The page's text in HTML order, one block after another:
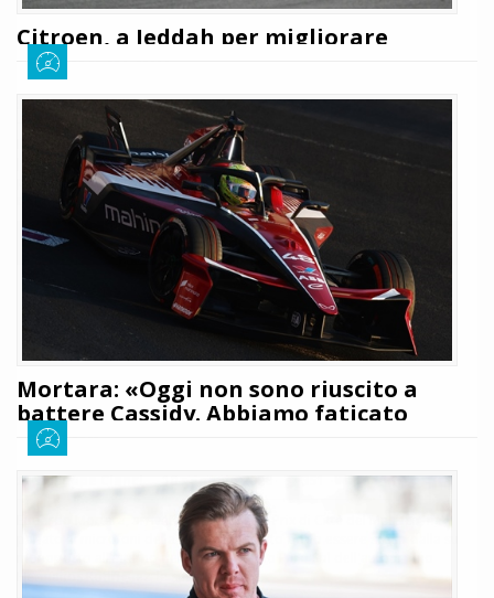
Citroen, a Jeddah per migliorare
sempre di più
Giuseppe Cianci 11 febbraio 2026 280
Il team francese Citroen Racing è pronto ad affrontare il fise settimana di
Jeddah cercando di migliorare sempre più la sua prestazione. Dopo una
piccola debacle a Miami i due piloti si sono infatti detti carichi per il
doppio round che li attende domani
LEGGI TUTTO
Mortara: «Oggi non sono riuscito a
battere Cassidy. Abbiamo faticato
molto»
Giuseppe Cianci 10 gennaio 2026
Edoardo Mortara, arrivato secondo all'E-Prix di Città del Messico, ha
parlato ai microfoni della Formula E subito dopo essere sceso dalla sua
monoposto all'interno dell'iconico stadio Foro Sol dell'autodromo
Hermanos Rodriguez: le sue parole